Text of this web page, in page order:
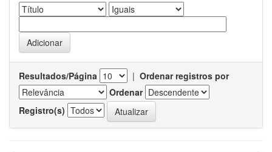
Resultados/Página | Ordenar registros por
Ordenar
Registro(s)